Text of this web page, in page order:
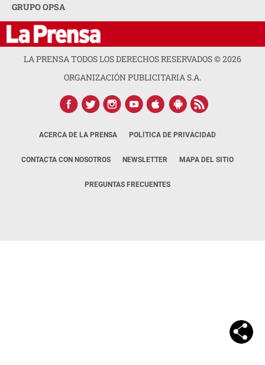
GRUPO OPSA
LA PRENSA TODOS LOS DERECHOS RESERVADOS ©2026
ORGANIZACIÓN PUBLICITARIA S.A.
ACERCA DE LA PRENSA POLÍTICA DE PRIVACIDAD
CONTACTA CON NOSOTROS NEWSLETTER MAPA DEL SITIO
PREGUNTAS FRECUENTES